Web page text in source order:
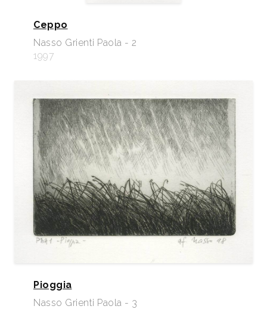
Ceppo
Nasso Grienti Paola - 2
1997
Pioggia
Nasso Grienti Paola - 3